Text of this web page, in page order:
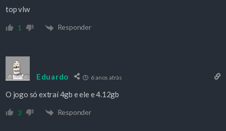
top vlw
1 Responder
Eduardo 6 anos atrás
O jogo só extraí 4gb e ele e 4.12gb
3 Responder